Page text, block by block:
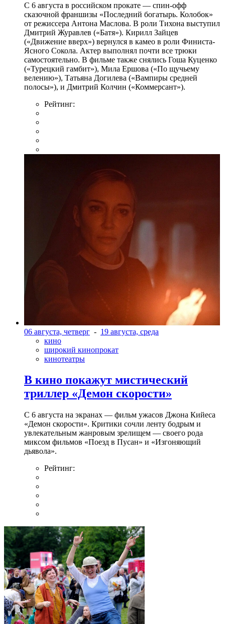
С 6 августа в российском прокате — спин-офф
сказочной франшизы «Последний богатырь. Колобок»
от режиссера Антона Маслова. В роли Тихона выступил
Дмитрий Журавлев («Батя»). Кирилл Зайцев
(«Движение вверх») вернулся в камео в роли Финиста-
Ясного Сокола. Актер выполнял почти все трюки
самостоятельно. В фильме также снялись Гоша Куценко
(«Турецкий гамбит»), Мила Ершова («По щучьему
велению»), Татьяна Догилева («Вампиры средней
полосы»), и Дмитрий Колчин («Коммерсант»).
Рейтинг:
06 августа, четверг - 19 августа, среда
кино
широкий кинопрокат
кинотеатры
В кино покажут мистический
триллер «Демон скорости»
С 6 августа на экранах — фильм ужасов Джона Кийеса
«Демон скорости». Критики сочли ленту бодрым и
увлекательным жанровым зрелищeм — своего рода
миксом фильмов «Поезд в Пусан» и «Изгоняющий
дьявола».
Рейтинг: